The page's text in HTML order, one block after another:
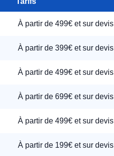
À partir de 499€ et sur devis
À partir de 399€ et sur devis
À partir de 499€ et sur devis
À partir de 699€ et sur devis
À partir de 499€ et sur devis
À partir de 199€ et sur devis